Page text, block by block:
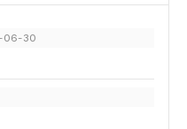
06-30